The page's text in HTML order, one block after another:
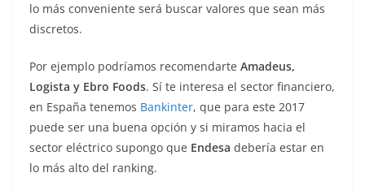
lo más conveniente será buscar valores que sean más
discretos.
Por ejemplo podríamos recomendarte Amadeus,
Logista y Ebro Foods. Sí te interesa el sector financiero,
en España tenemos Bankinter, que para este 2017
puede ser una buena opción y si miramos hacia el
sector eléctrico supongo que Endesa debería estar en
lo más alto del ranking.